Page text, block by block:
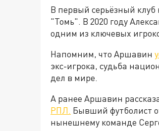
В первый серьёзный
"Томь". В 2020 году
одним из ключевых
Напомним, что Аршавин
экс-игрока, судьба
дел в мире.
А ранее Аршавин
РПЛ. Бывший футболист
нынешнему команде